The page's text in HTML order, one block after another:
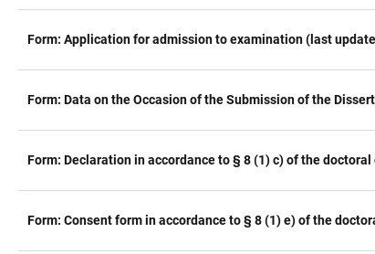
Form: Application for admission to examination (last
Form: Data on the Occasion of the Submission of the
Form: Declaration in accordance to § 8 (1) c) of the
Form: Consent form in accordance to § 8 (1) e) of the